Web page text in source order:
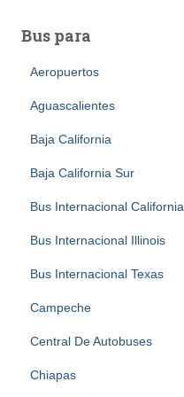
Bus para
Aeropuertos
Aguascalientes
Baja California
Baja California Sur
Bus Internacional California
Bus Internacional Illinois
Bus Internacional Texas
Campeche
Central De Autobuses
Chiapas